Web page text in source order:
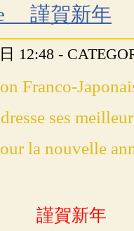
謹賀新年
12:48 -
Franco-
ses
la nouvelle
謹賀新年